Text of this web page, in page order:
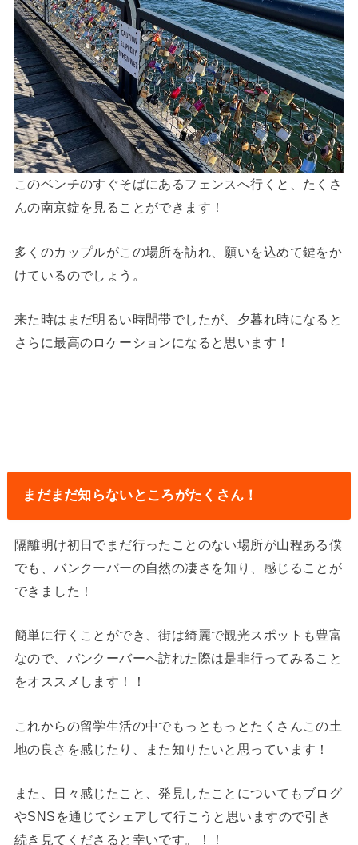
このベンチのすぐそばにあるフェンスへ行くと、たくさ
んの南京錠を見ることができます！
多くのカップルがこの場所を訪れ、願いを込めて鍵をか
けているのでしょう。
来た時はまだ明るい時間帯でしたが、夕暮れ時になると
さらに最高のロケーションになると思います！
まだまだ知らないところがたくさん ！
隔離明け初日でまだ行ったことのない場所が山程ある僕
でも、バンクーバーの自然の凄さを知り、感じることが
できました！
簡単に行くことができ、街は綺麗で観光スポットも豊富
なので、バンクーバーへ訪れた際は是非行ってみること
をオススメします！！
これからの留学生活の中でもっともっとたくさんこの土
地の良さを感じたり、また知りたいと思っています！
また、日々感じたこと、発見したことについてもブログ
やSNSを通じてシェアして行こうと思いますので引き
続き見てくださると幸いです。！！